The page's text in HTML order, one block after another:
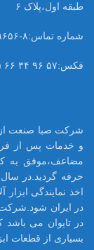
طبقه اول،پلاک ۶
شماره تماس:۸-۶۶۳۴۹۶۵۶ ( ۰۲۱)
فکس:۵۷ ۹۶ ۳۴ ۶۶ (۰۲۱)
و خدمات پس از
مضاعف،موفق به
در ایران شود.شرکت
بسیاری از قطعات